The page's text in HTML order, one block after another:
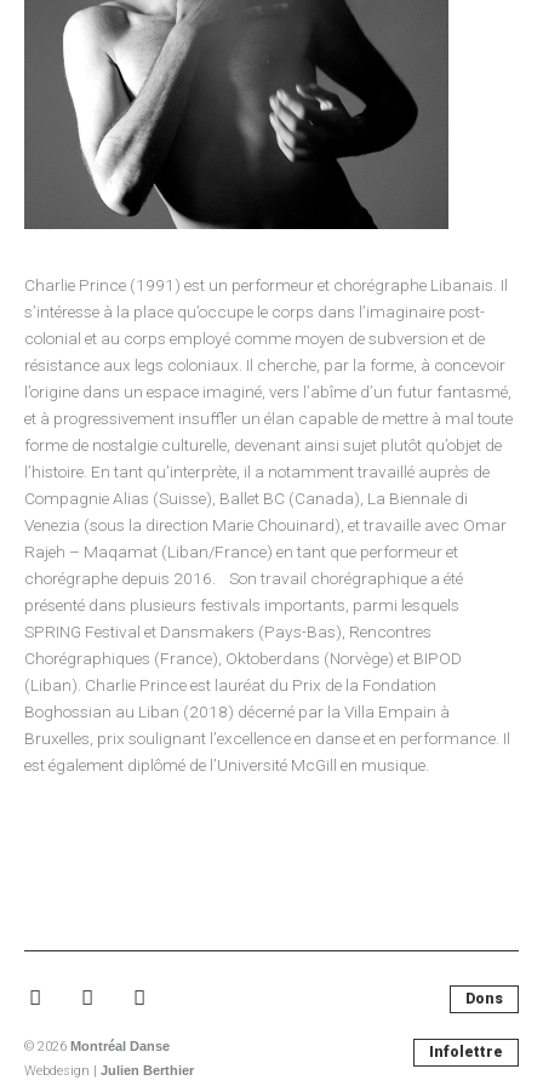
Charlie Prince (1991) est un performeur et chorégraphe Libanais. Il
s’intéresse à la place qu’occupe le corps dans l’imaginaire post-
colonial et au corps employé comme moyen de subversion et de
résistance aux legs coloniaux. Il cherche, par la forme, à concevoir
l’origine dans un espace imaginé, vers l’abîme d’un futur fantasmé,
et à progressivement insuffler un élan capable de mettre à mal toute
forme de nostalgie culturelle, devenant ainsi sujet plutôt qu’objet de
l’histoire. En tant qu’interprète, il a notamment travaillé auprès de
Compagnie Alias (Suisse), Ballet BC (Canada), La Biennale di
Venezia (sous la direction Marie Chouinard), et travaille avec Omar
Rajeh – Maqamat (Liban/France) en tant que performeur et
chorégraphe depuis 2016. Son travail chorégraphique a été
présenté dans plusieurs festivals importants, parmi lesquels
SPRING Festival et Dansmakers (Pays-Bas), Rencontres
Chorégraphiques (France), Oktoberdans (Norvège) et BIPOD
(Liban). Charlie Prince est lauréat du Prix de la Fondation
Boghossian au Liban (2018) décerné par la Villa Empain à
Bruxelles, prix soulignant l’excellence en danse et en performance. Il
est également diplômé de l’Université McGill en musique.
Facebook-InstagramYoutube
© 2026 Montréal Danse
Webdesign | Julien Berthier
Dons
Infolettre